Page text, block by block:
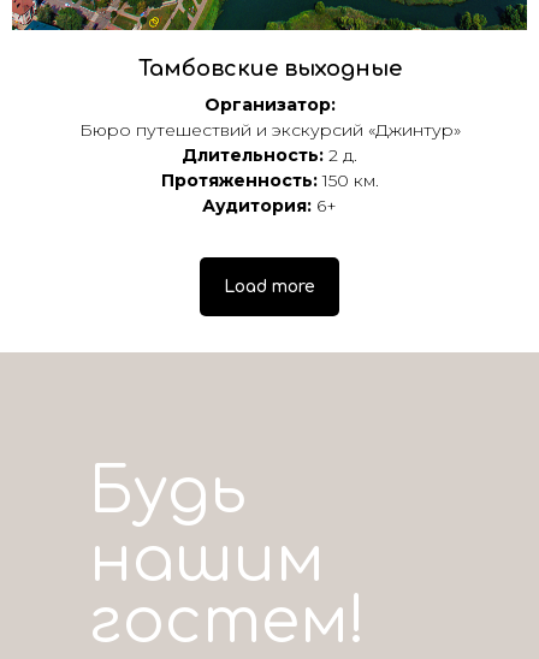
Тамбовские выходные
Организатор:
Бюро путешествий и экскурсий «Джинтур»
Длительность: 2 д.
Протяженность:150 км.
Аудитория: 6+
Load more
Будь
нашим
гостем!